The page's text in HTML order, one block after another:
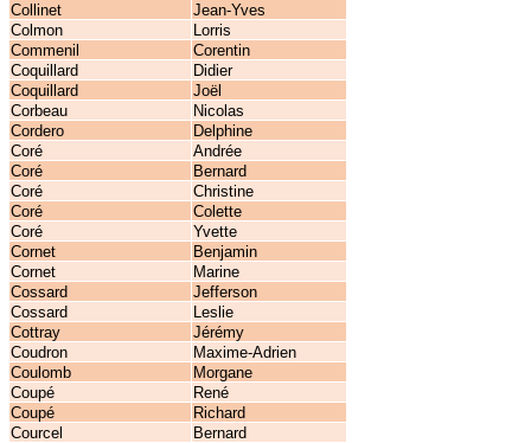
Collinet
Jean-Yves
Colmon
Lorris
Commenil
Corentin
Coquillard
Didier
Coquillard
Joël
Corbeau
Nicolas
Cordero
Delphine
Coré
Andrée
Coré
Bernard
Coré
Christine
Coré
Colette
Coré
Yvette
Cornet
Benjamin
Cornet
Marine
Cossard
Jefferson
Cossard
Leslie
Cottray
Jérémy
Coudron
Maxime-Adrien
Coulomb
Morgane
Coupé
René
Coupé
Richard
Courcel
Bernard